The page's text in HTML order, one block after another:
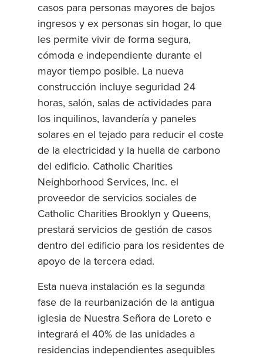
casos para personas mayores de bajos
ingresos y ex personas sin hogar, lo que
les permite vivir de forma segura,
cómoda e independiente durante el
mayor tiempo posible. La nueva
construcción incluye seguridad 24
horas, salón, salas de actividades para
los inquilinos, lavandería y paneles
solares en el tejado para reducir el coste
de la electricidad y la huella de carbono
del edificio. Catholic Charities
Neighborhood Services, Inc. el
proveedor de servicios sociales de
Catholic Charities Brooklyn y Queens,
prestará servicios de gestión de casos
dentro del edificio para los residentes de
apoyo de la tercera edad.
Esta nueva instalación es la segunda
fase de la reurbanización de la antigua
iglesia de Nuestra Señora de Loreto e
integrará el 40% de las unidades a
residencias independientes asequibles